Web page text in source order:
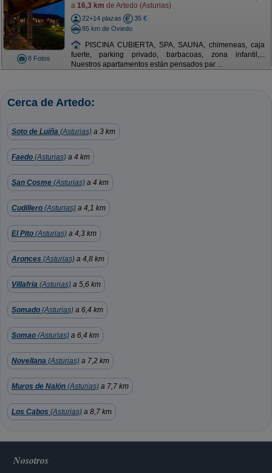
8 Fotos
a 16,3 km de Artedo (Asturias)
22+14 plazas
35 €
85 km de Oviedo
PISCINA CUBIERTA, SPA, SAUNA, chimeneas, caja
fuerte, parking privado, barbacoas, zona infantil,...
Nuestros apartamentos están pensados par ...
Cerca de Artedo:
Soto de Luiña (Asturias) a 3 km
Faedo (Asturias) a 4 km
San Cosme (Asturias) a 4 km
Cudillero (Asturias) a 4,1 km
El Pito (Asturias) a 4,3 km
Aronces (Asturias) a 4,8 km
Villafria (Asturias) a 5,6 km
Somado (Asturias) a 6,4 km
Somao (Asturias) a 6,4 km
Novellana (Asturias) a 7,2 km
Muros de Nalón (Asturias) a 7,7 km
Los Cabos (Asturias) a 8,7 km
Nosotros